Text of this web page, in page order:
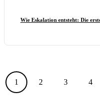
Wie Eskalation entsteht: Die
1 2 3 4